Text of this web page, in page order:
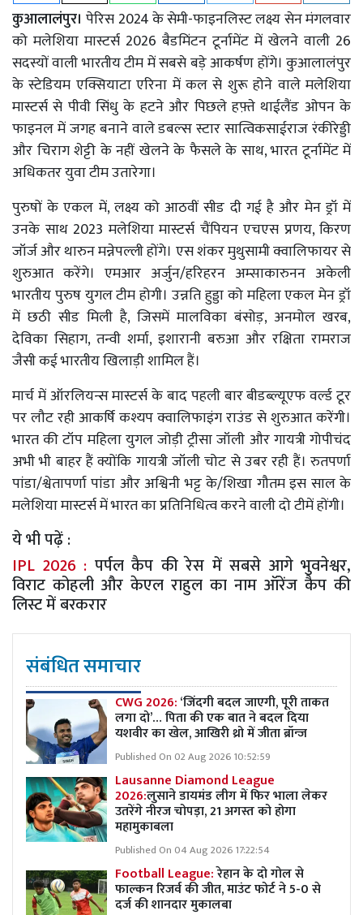
कुआलालंपुर। पेरिस 2024 के सेमी-फाइनलिस्ट लक्ष्य सेन मंगलवार
को मलेशिया मास्टर्स 2026 बैडमिंटन टूर्नामेंट में खेलने वाली 26
सदस्यों वाली भारतीय टीम में सबसे बड़े आकर्षण होंगे। कुआलालंपुर
के स्टेडियम एक्सियाटा एरिना में कल से शुरू होने वाले मलेशिया
मास्टर्स से पीवी सिंधु के हटने और पिछले हफ़्ते थाईलैंड ओपन के
फाइनल में जगह बनाने वाले डबल्स स्टार सात्विकसाईराज रंकीरेड्डी
और चिराग शेट्टी के नहीं खेलने के फैसले के साथ, भारत टूर्नामेंट में
अधिकतर युवा टीम उतारेगा।
पुरुषों के एकल में, लक्ष्य को आठवीं सीड दी गई है और मेन ड्रॉ में
उनके साथ 2023 मलेशिया मास्टर्स चैंपियन एचएस प्रणय, किरण
जॉर्ज और थारुन मन्नेपल्ली होंगे। एस शंकर मुथुसामी क्वालिफायर से
शुरुआत करेंगे। एमआर अर्जुन/हरिहरन अम्साकारुनन अकेली
भारतीय पुरुष युगल टीम होगी। उन्नति हुड्डा को महिला एकल मेन ड्रॉ
में छठी सीड मिली है, जिसमें मालविका बंसोड़, अनमोल खरब,
देविका सिहाग, तन्वी शर्मा, इशारानी बरुआ और रक्षिता रामराज
जैसी कई भारतीय खिलाड़ी शामिल हैं।
मार्च में ऑरलियन्स मास्टर्स के बाद पहली बार बीडब्ल्यूएफ वर्ल्ड टूर
पर लौट रही आकर्षि कश्यप क्वालिफाइंग राउंड से शुरुआत करेंगी।
भारत की टॉप महिला युगल जोड़ी ट्रीसा जॉली और गायत्री गोपीचंद
अभी भी बाहर हैं क्योंकि गायत्री जॉली चोट से उबर रही हैं। रुतपर्णा
पांडा/श्वेतापर्णा पांडा और अश्विनी भट्ट के/शिखा गौतम इस साल के
मलेशिया मास्टर्स में भारत का प्रतिनिधित्व करने वाली दो टीमें होंगी।
ये भी पढ़ें :
IPL 2026 : पर्पल कैप की रेस में सबसे आगे भुवनेश्वर,
विराट कोहली और केएल राहुल का नाम ऑरेंज कैप की
लिस्ट में बरकरार
संबंधित समाचार
CWG 2026:‘जिंदगी बदल जाएगी, पूरी ताकत
लगा दो’… पिता की एक बात ने बदल दिया
यशवीर का खेल, आखिरी थ्रो में जीता ब्रॉन्ज
Published On 02 Aug 2026 10:52:59
Lausanne Diamond League
2026:लुसाने डायमंड लीग में फिर भाला लेकर
उतरेंगे नीरज चोपड़ा, 21 अगस्त को होगा
महामुकाबला
Published On 04 Aug 2026 17:22:54
Football League:रेहान के दो गोल से
फाल्कन रिजर्व की जीत, माउंट फोर्ट ने 5-0 से
दर्ज की शानदार मुकालबा